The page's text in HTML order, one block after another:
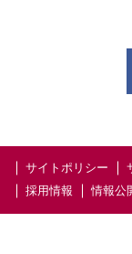
サイトポリシー
採用情報
情報公